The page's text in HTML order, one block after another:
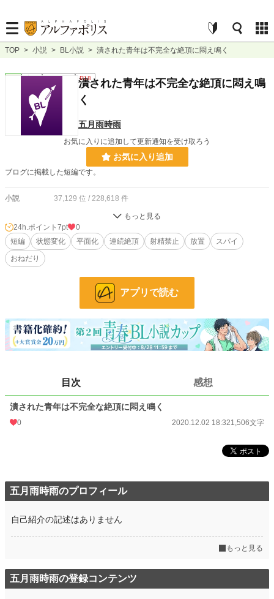
TOP > 小説 > BL小説 > 潰された青年は不完全な絶頂に悶え鳴く
完結 ｼｮｰﾄｼｮｰﾄ R18
潰された青年は不完全な絶頂に悶え鳴
く
五月雨時雨
お気に入りに追加して更新通知を受け取ろう
お気に入り追加
ブログに掲載した短編です。
小説 37,129 位 / 228,618 件
9,968 位 / 31,392 件
お気に入り 13
24h.ポイント
2020.12.02 18:32
初回公開日時 2020.12.02 18:32
初回完結日時 2020.12.02 18:32
年間ポイント 7,598 pt (36,846 位)
24h.ポイント 7pt
0
短編
状態変化 平面化 連続絶頂 射精禁止 放置
スパイ
おねだり
アプリで読む
目次 感想
潰された青年は不完全な絶頂に悶え鳴く
0 2020.12.02 18:321,506文字
五月雨時雨のプロフィール
自己紹介の記述はありません
もっと見る
五月雨時雨の登録コンテンツ